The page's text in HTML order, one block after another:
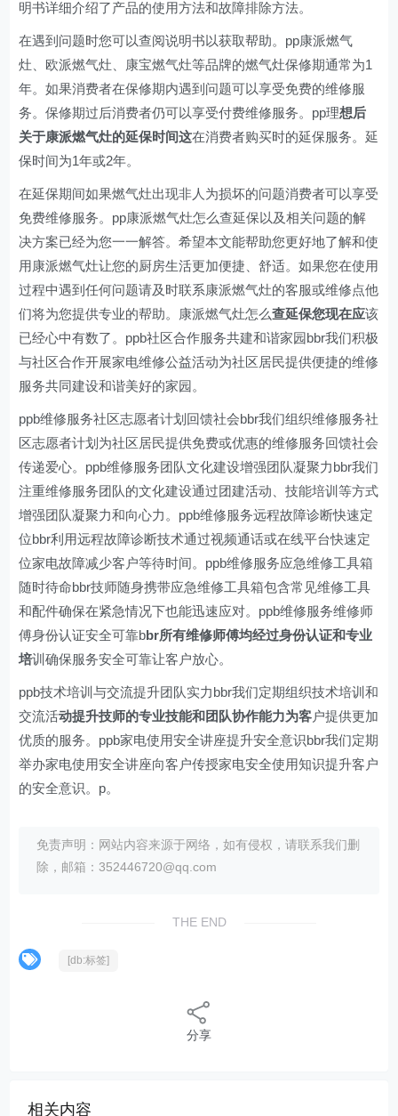
明书详细介绍了产品的使用方法和故障排除方法。
在遇到问题时您可以查阅说明书以获取帮助。pp康派燃气
灶、欧派燃气灶、康宝燃气灶等品牌的燃气灶保修期通常为1
年。如果消费者在保修期内遇到问题可以享受免费的维修服
务。保修期过后消费者仍可以享受付费维修服务。pp理想后
关于康派燃气灶的延保时间这在消费者购买时的延保服务。延
保时间为1年或2年。
在延保期间如果燃气灶出现非人为损坏的问题消费者可以享受
免费维修服务。pp康派燃气灶怎么查延保以及相关问题的解
决方案已经为您一一解答。希望本文能帮助您更好地了解和使
用康派燃气灶让您的厨房生活更加便捷、舒适。如果您在使用
过程中遇到任何问题请及时联系康派燃气灶的客服或维修点他
们将为您提供专业的帮助。康派燃气灶怎么查延保您现在应该
已经心中有数了。ppb社区合作服务共建和谐家园bbr我们积极
与社区合作开展家电维修公益活动为社区居民提供便捷的维修
服务共同建设和谐美好的家园。
ppb维修服务社区志愿者计划回馈社会bbr我们组织维修服务社
区志愿者计划为社区居民提供免费或优惠的维修服务回馈社会
传递爱心。ppb维修服务团队文化建设增强团队凝聚力bbr我们
注重维修服务团队的文化建设通过团建活动、技能培训等方式
增强团队凝聚力和向心力。ppb维修服务远程故障诊断快速定
位bbr利用远程故障诊断技术通过视频通话或在线平台快速定
位家电故障减少客户等待时间。ppb维修服务应急维修工具箱
随时待命bbr技师随身携带应急维修工具箱包含常见维修工具
和配件确保在紧急情况下也能迅速应对。ppb维修服务维修师
傅身份认证安全可靠bbr所有维修师傅均经过身份认证和专业
培训确保服务安全可靠让客户放心。
ppb技术培训与交流提升团队实力bbr我们定期组织技术培训和
交流活动提升技师的专业技能和团队协作能力为客户提供更加
优质的服务。ppb家电使用安全讲座提升安全意识bbr我们定期
举办家电使用安全讲座向客户传授家电安全使用知识提升客户
的安全意识。p。
免责声明：网站内容来源于网络，如有侵权，请联系我们删
除，邮箱：352446720@qq.com
THE END
[db:标签]
分享
相关内容